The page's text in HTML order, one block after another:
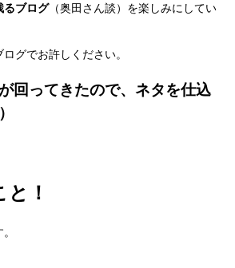
るブログ（奥田さん談）を楽しみにしてい
グでお許しください。
回ってきたので、ネタを仕込
！